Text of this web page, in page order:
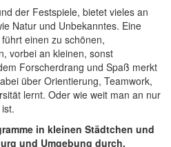
der Festspiele, bietet vieles an
Natur und Unbekanntes. Eine
einen zu schönen,
vorbei an kleinen, sonst
Forscherdrang und Spaß merkt
über Orientierung, Teamwork,
lernt. Oder wie weit man an nur
in kleinen Städtchen und
und Umgebung durch.